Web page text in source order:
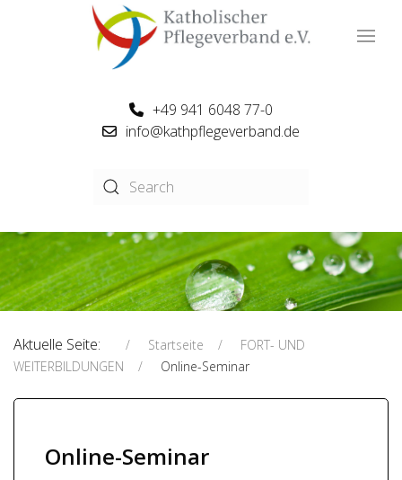
+49 941 6048 77-0
info@kathpflegeverband.de
Aktuelle Seite: Startseite
FORT- UND
WEITERBILDUNGEN
Online-Seminar
Online-Seminar